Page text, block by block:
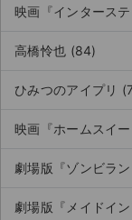
映画『インタース
高橋怜也 (84)
ひみつのアイプリ
映画『ホームスイ
劇場版『ゾンビラ
劇場版『メイドイ